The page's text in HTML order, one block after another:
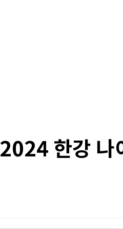
2024 한강 나